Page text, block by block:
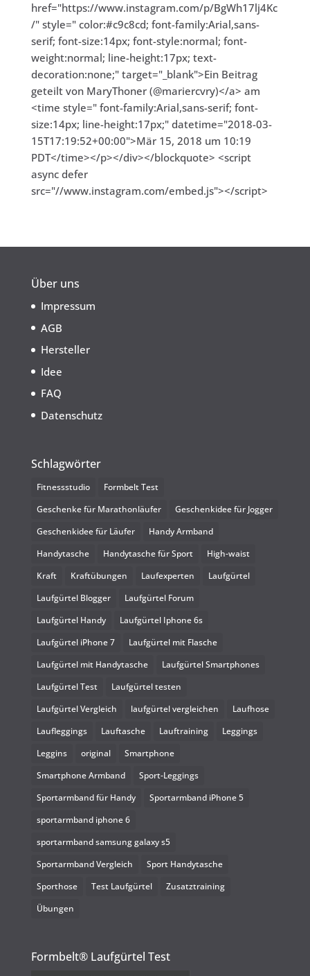
href="https://www.instagram.com/p/BgWh17lj4Kc
/" style=" color:#c9c8cd; font-family:Arial,sans-
serif; font-size:14px; font-style:normal; font-
weight:normal; line-height:17px; text-
decoration:none;" target="_blank">Ein Beitrag
geteilt von MaryThoner (@mariercvry)</a> am
<time style=" font-family:Arial,sans-serif; font-
size:14px; line-height:17px;" datetime="2018-03-
15T17:19:52+00:00">Mär 15, 2018 um 10:19
PDT</time></p></div></blockquote> <script
async defer
src="//www.instagram.com/embed.js"></script>
Über uns
Impressum
AGB
Hersteller
Idee
FAQ
Datenschutz
Schlagwörter
Fitnessstudio
Formbelt Test
Geschenke für Marathonläufer
Geschenkidee für Jogger
Geschenkidee für Läufer
Handy Armband
Handytasche
Handytasche für Sport
High-waist
Kraft
Kraftübungen Laufexperten
Laufgürtel
Laufgürtel Blogger
Laufgürtel Forum
Laufgürtel Handy
Laufgürtel Iphone 6s
Laufgürtel iPhone 7
Laufgürtel mit Flasche
Laufgürtel mit Handytasche
Laufgürtel Smartphones
Laufgürtel Test
Laufgürtel testen
Laufgürtel Vergleich
laufgürtel vergleichen
Laufhose
Laufleggings
Lauftasche Lauftraining
Leggings
Leggins
original
Smartphone
Smartphone Armband
Sport-Leggings
Sportarmband für Handy
Sportarmband iPhone 5
sportarmband iphone 6
sportarmband samsung galaxy s5
Sportarmband Vergleich
Sport Handytasche
Sporthose
Test Laufgürtel
Zusatztraining
Übungen
Formbelt® Laufgürtel Test